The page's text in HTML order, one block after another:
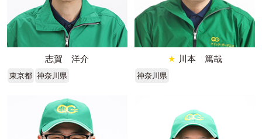
志賀 洋介
東京都 神奈川県
★ 川本 篤哉
神奈川県